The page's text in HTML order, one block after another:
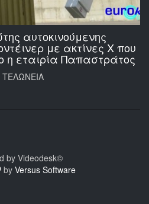
αυτοκινούμενης
με ακτίνες Χ που
η εταιρία Παπαστράτος
ΤΕΛΩΝΕΙΑ
by Videodesk©
by Versus Software